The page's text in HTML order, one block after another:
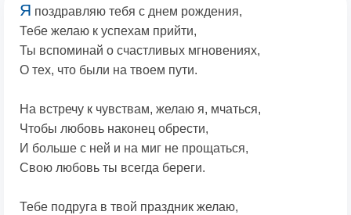
Я поздравляю тебя с днем рождения,
Тебе желаю к успехам прийти,
Ты вспоминай о счастливых мгновениях,
О тех, что были на твоем пути.
На встречу к чувствам, желаю я, мчаться,
Чтобы любовь наконец обрести,
И больше с ней и на миг не прощаться,
Свою любовь ты всегда береги.
Тебе подруга в твой праздник желаю,